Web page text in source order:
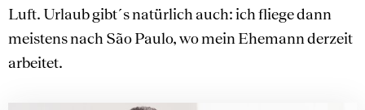
Luft. Urlaub gibt´s natürlich auch: ich fliege dann
meistens nach São Paulo, wo mein Ehemann derzeit
arbeitet.